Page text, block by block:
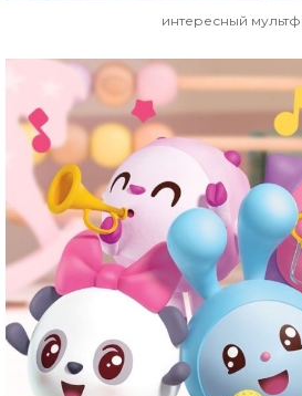
интересный